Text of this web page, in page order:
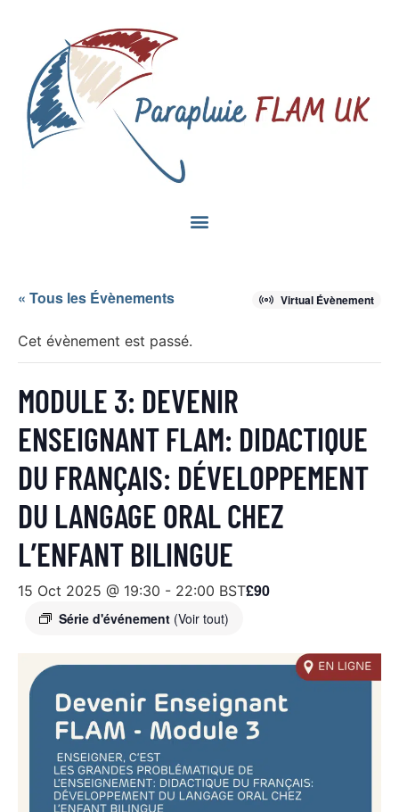
« Tous les Évènements Virtual Évènement
Cet évènement est passé.
MODULE 3: DEVENIR
ENSEIGNANT FLAM: DIDACTIQUE
DU FRANÇAIS: DÉVELOPPEMENT
DU LANGAGE ORAL CHEZ
L’ENFANT BILINGUE
15 Oct 2025 @ 19:30 - 22:00 BST
Série d'événement (Voir tout)
£90